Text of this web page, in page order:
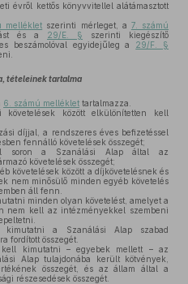
évről kettős könyvvitellel alátámasztott
melléklet szerinti mérleget, a 7. számú
és a 29/E. § szerinti kiegészítő
beszámolóval egyidejűleg a 29/F. §
tételeinek tartalma
6. számú melléklet tartalmazza.
között elkülönítetten kell
díjjal, a rendszeres éves befizetéssel
fennálló követelések összegét;
soron a Szanálási Alap által az
követelések összegét;
követelések között a díjkövetelésnek és
nem minősülő minden egyéb követelés
áll fenn.
minden olyan követelést, amelyet a
nem kell az intézményekkel szembeni
a Szanálási Alap szabad
fordított összegét.
kimutatni – egyebek mellett – az
Alap tulajdonába került kötvények,
összegét, és az állam által a
részesedések összegét.